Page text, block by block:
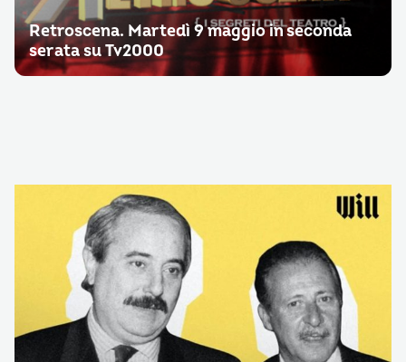
Retroscena. Martedì 9 maggio in seconda
serata su Tv2000